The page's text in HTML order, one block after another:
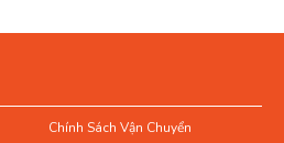
Chính Sách Vận Chuyển